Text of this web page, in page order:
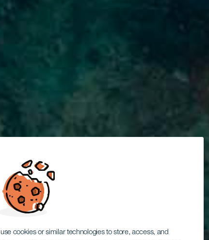
use cookies or similar technologies to store, access, and